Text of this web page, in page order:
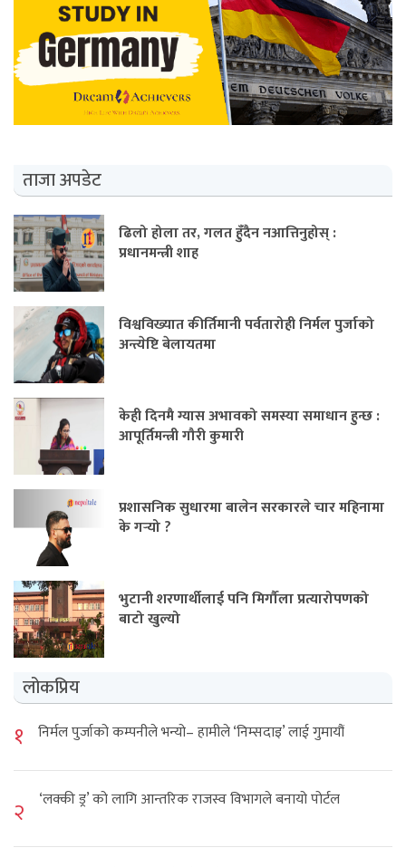
ताजा अपडेट
ढिलो होला तर, गलत हुँदैन नआत्तिनुहोस् :
प्रधानमन्त्री शाह
विश्वविख्यात कीर्तिमानी पर्वतारोही निर्मल पुर्जाको
अन्त्येष्टि बेलायतमा
केही दिनमै ग्यास अभावको समस्या समाधान हुन्छ :
आपूर्तिमन्त्री गौरी कुमारी
प्रशासनिक सुधारमा बालेन सरकारले चार महिनामा
के गर्‍यो ?
भुटानी शरणार्थीलाई पनि मिर्गौला प्रत्यारोपणको
बाटो खुल्यो
लोकप्रिय
१ निर्मल पुर्जाको कम्पनीले भन्यो– हामीले ‘निम्सदाइ’ लाई गुमायौं
२ ‘लक्की ड्र’ को लागि आन्तरिक राजस्व विभागले बनायो पोर्टल